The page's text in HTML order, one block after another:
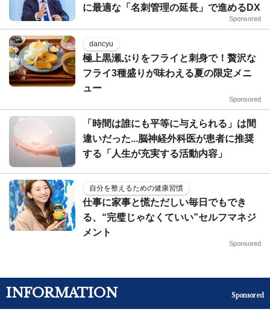
に最適な「名刺管理の延長」で進めるDX
Sponsored
dancyu
極上黒瀬ぶりをフライと刺身で！贅沢な
フライ3種盛りが味わえる夏の限定メニ
ュー
Sponsored
「時間は誰にも平等に与えられる」は間
違いだった...脳神経外科医が患者に推奨
する「人生が充実する活動内容」
自分を整えるための健康習慣
仕事に家事と慌ただしい毎日でもでき
る、“完璧じゃなくていい”セルフマネジ
メント
Sponsored
INFORMATION Sponsored